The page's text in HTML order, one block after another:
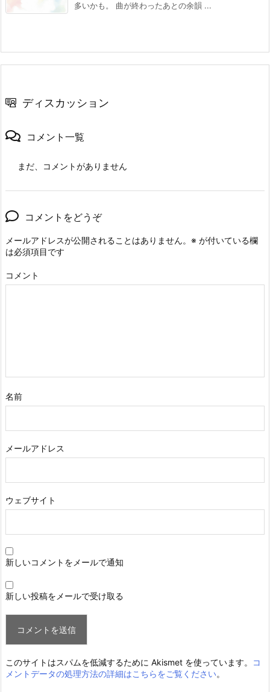
多いかも。 曲が終わったあとの余韻 ...
ディスカッション
コメント一覧
まだ、コメントがありません
コメントをどうぞ
メールアドレスが公開されることはありません。 ※ が付いている欄
は必須項目です
コメント
名前
メールアドレス
ウェブサイト
新しいコメントをメールで通知
新しい投稿をメールで受け取る
このサイトはスパムを低減するために Akismet を使っています。
コ
メントデータの処理方法の詳細はこちらをご覧ください。